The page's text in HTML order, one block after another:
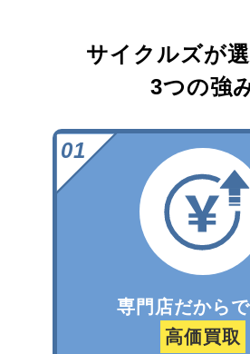
サイクルズが
3つの強
専門店だから
高価買取